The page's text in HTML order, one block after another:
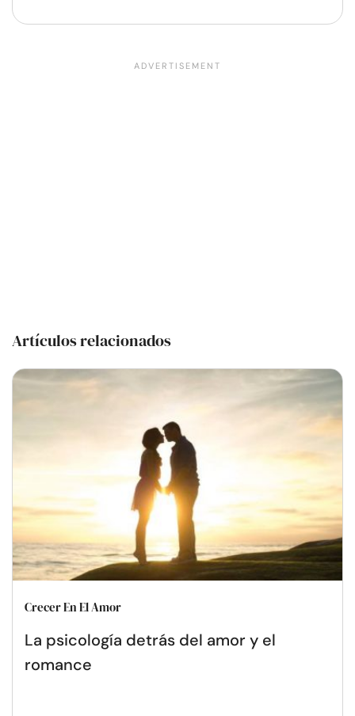
Artículos relacionados
Crecer En El Amor
La psicología detrás del amor y el
romance